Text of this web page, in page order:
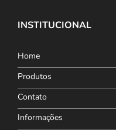
INSTITUCIONAL
Home
Produtos
Contato
Informações